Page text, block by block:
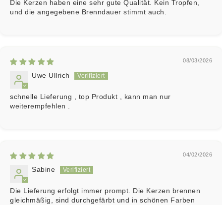
Die Kerzen haben eine sehr gute Qualität. Kein Tropfen,
und die angegebene Brenndauer stimmt auch.
08/03/2026
Uwe Ullrich
schnelle Lieferung , top Produkt , kann man nur
weiterempfehlen .
04/02/2026
Sabine
Die Lieferung erfolgt immer prompt. Die Kerzen brennen
gleichmäßig, sind durchgefärbt und in schönen Farben